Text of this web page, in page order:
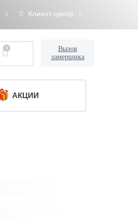
Клиент-центр
0
Вызов
замерщика
АКЦИИ